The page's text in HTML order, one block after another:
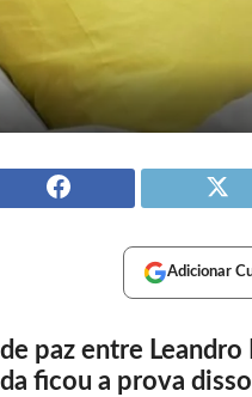
Adicionar
paz entre
ficou a prova